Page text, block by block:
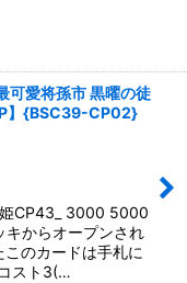
可愛将孫市 黒曜の徒
】{BSC39-CP02}
CP43_ 3000 5000
からオープンされ
のカードは手札に
スト3(…